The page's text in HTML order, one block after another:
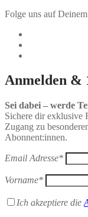
Folge uns auf
Anmelden &
Sei dabei – werde
Sichere dir exklusive
Zugang zu
Abonnent:innen.
Email Adresse*
Vorname*
Ich akzeptiere die